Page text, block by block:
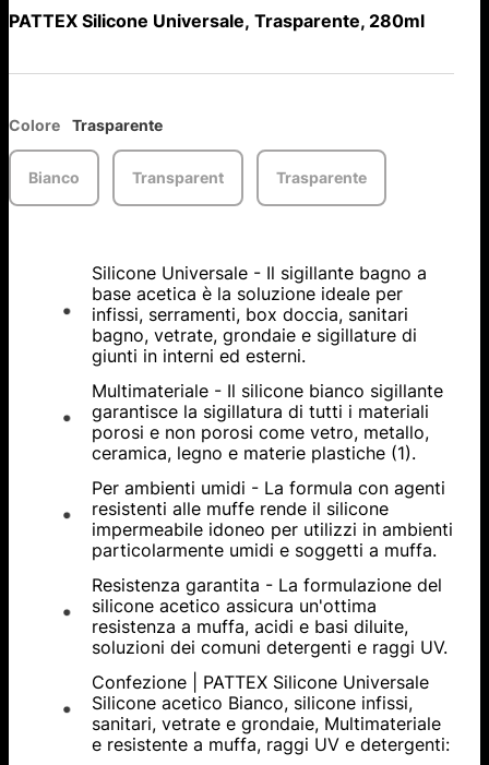
PATTEX Silicone Universale, Trasparente, 280ml
Colore Trasparente
Bianco Transparent Trasparente
Silicone Universale - Il sigillante bagno a
base acetica è la soluzione ideale per
infissi, serramenti, box doccia, sanitari
bagno, vetrate, grondaie e sigillature di
giunti in interni ed esterni.
Multimateriale - Il silicone bianco sigillante
garantisce la sigillatura di tutti i materiali
porosi e non porosi come vetro, metallo,
ceramica, legno e materie plastiche (1).
Per ambienti umidi - La formula con agenti
resistenti alle muffe rende il silicone
impermeabile idoneo per utilizzi in ambienti
particolarmente umidi e soggetti a muffa.
Resistenza garantita - La formulazione del
silicone acetico assicura un'ottima
resistenza a muffa, acidi e basi diluite,
soluzioni dei comuni detergenti e raggi UV.
Confezione | PATTEX Silicone Universale
Silicone acetico Bianco, silicone infissi,
sanitari, vetrate e grondaie, Multimateriale
e resistente a muffa, raggi UV e detergenti: